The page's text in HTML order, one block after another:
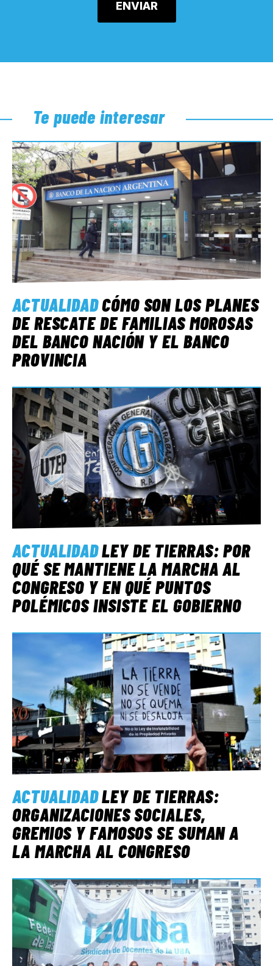
Te puede interesar
ACTUALIDADCÓMO SON LOS PLANES
DE RESCATE DE FAMILIAS MOROSAS
DEL BANCO NACIÓN Y EL BANCO
PROVINCIA
ACTUALIDADLEY DE TIERRAS: POR
QUÉ SE MANTIENE LA MARCHA AL
CONGRESO Y EN QUÉ PUNTOS
POLÉMICOS INSISTE EL GOBIERNO
ACTUALIDADLEY DE TIERRAS:
ORGANIZACIONES SOCIALES,
GREMIOS Y FAMOSOS SE SUMAN A
LA MARCHA AL CONGRESO